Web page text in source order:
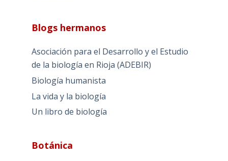
Blogs hermanos
Asociación para el Desarrollo y el Estudio
de la biología en Rioja (ADEBIR)
Biología humanista
La vida y la biología
Un libro de biología
Botánica